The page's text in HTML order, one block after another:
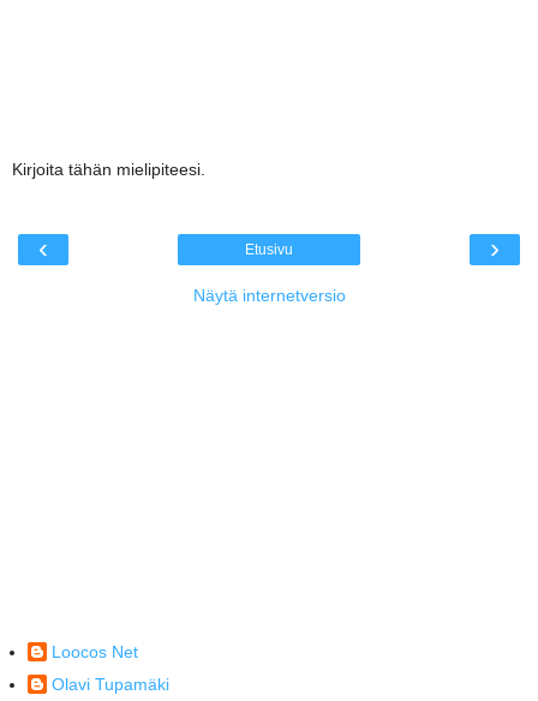
Kirjoita tähän mielipiteesi.
‹ ›
Etusivu
Näytä internetversio
Loocos Net
Olavi Tupamäki